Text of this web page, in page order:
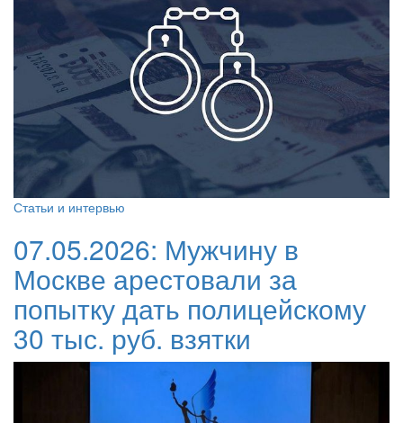
Статьи и интервью
07.05.2026: Мужчину в
Москве арестовали за
попытку дать полицейскому
30 тыс. руб. взятки